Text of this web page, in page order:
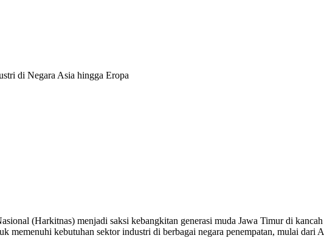
di Negara Asia hingga Eropa
(Harkitnas) menjadi saksi kebangkitan generasi muda Jawa Timur di
memenuhi kebutuhan sektor industri di berbagai negara penempatan, mulai dari